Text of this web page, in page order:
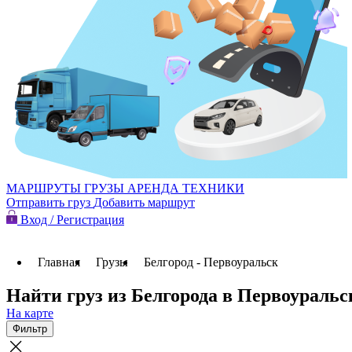
МАРШРУТЫ ГРУЗЫ АРЕНДА ТЕХНИКИ
Отправить груз Добавить маршрут
Вход / Регистрация
Главная Грузы Белгород - Первоуральск
Найти груз из Белгорода в
На карте
Фильтр